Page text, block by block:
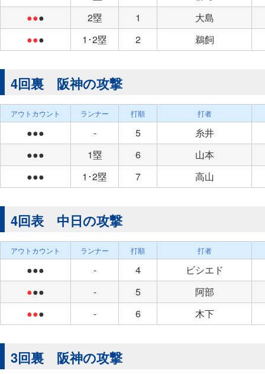
●●● 2塁 1
大島
●●● 1･2塁 2 鵜飼
4回裏 阪神の攻撃
アウトカウント ランナー 打順 打者
●●● - 5
糸井
●●●
1塁 6
山本
●●●
1･2塁 7 高山
4回表 中日の攻撃
アウトカウント ランナー 打順 打者
●●● - 4
ビシエド
●●● - 5
阿部
●●● - 6 木下
3回裏 阪神の攻撃